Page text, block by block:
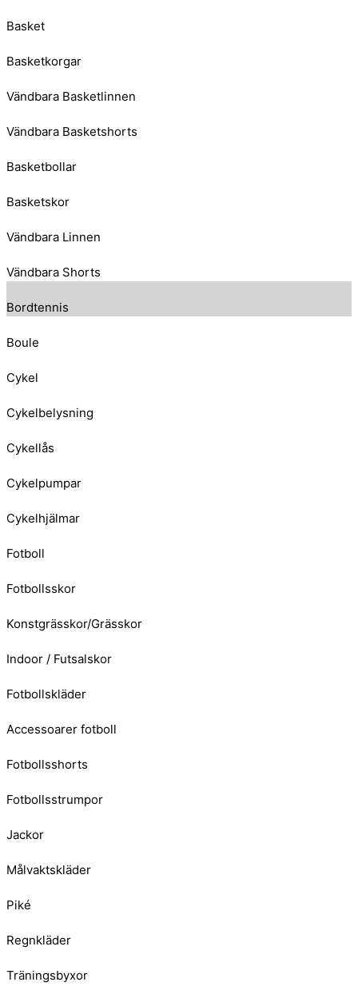
Basket
Basketkorgar
Vändbara Basketlinnen
Vändbara Basketshorts
Basketbollar
Basketskor
Vändbara Linnen
Vändbara Shorts
Bordtennis
Boule
Cykel
Cykelbelysning
Cykellås
Cykelpumpar
Cykelhjälmar
Fotboll
Fotbollsskor
Konstgrässkor/Grässkor
Indoor / Futsalskor
Fotbollskläder
Accessoarer fotboll
Fotbollsshorts
Fotbollsstrumpor
Jackor
Målvaktskläder
Piké
Regnkläder
Träningsbyxor